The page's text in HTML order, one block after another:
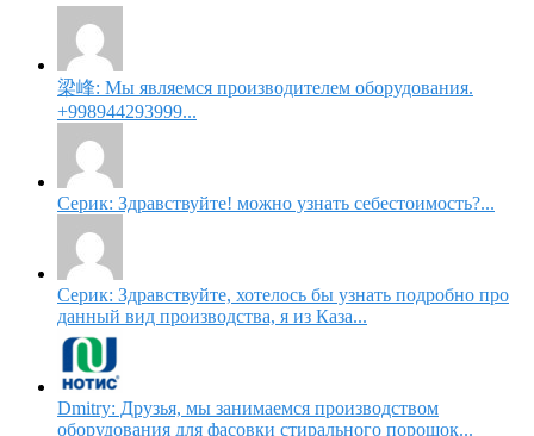
梁峰: Мы являемся производителем оборудования.
+998944293999...
Серик: Здравствуйте! можно узнать себестоимость?...
Серик: Здравствуйте, хотелось бы узнать подробно про
данный вид производства, я из Каза...
Dmitry: Друзья, мы занимаемся производством
оборудования для фасовки стирального порошок...